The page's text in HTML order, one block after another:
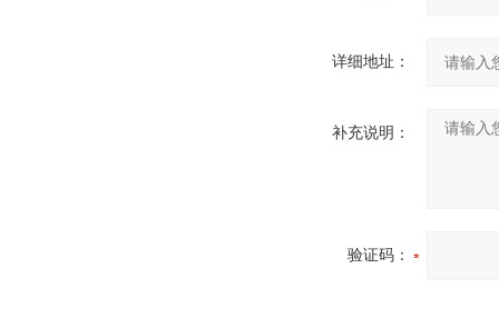
详细地址：
补充说明：
验证码：